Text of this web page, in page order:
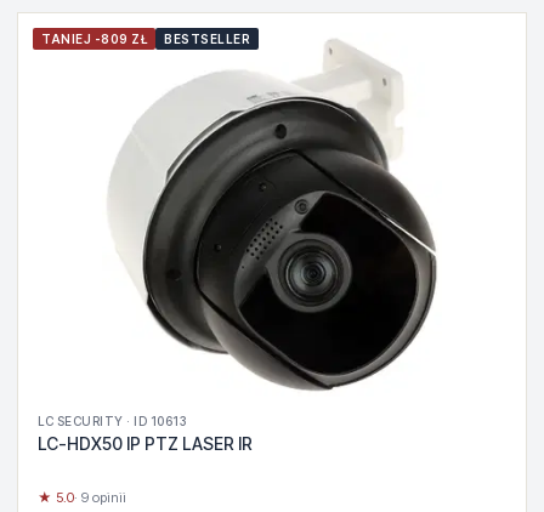
TANIEJ -809 ZŁ BESTSELLER
LC SECURITY · ID 10613
LC-HDX50 IP PTZ LASER IR
★ 5.0· 9 opinii